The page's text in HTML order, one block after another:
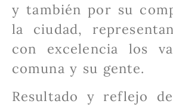
y también por su
la ciudad,
con excelencia los
comuna y su gente.
Resultado y reflejo